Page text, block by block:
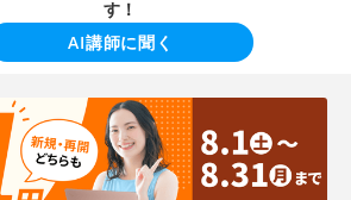
す！
AI講師に聞く